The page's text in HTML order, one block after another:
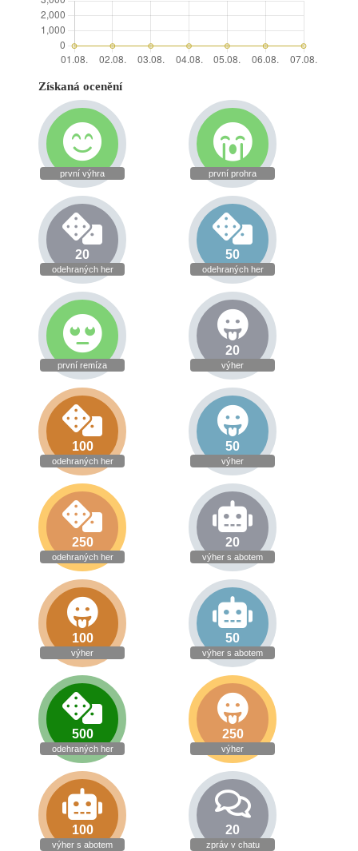
Získaná ocenění
první výhra první prohra
20
odehraných her
50
odehraných her
první remíza
20
výher
100
odehraných her
50
výher
250
odehraných her
20
výher s abotem
100
výher
50
výher s abotem
500
odehraných her
250
výher
100
výher s abotem
20
zpráv v chatu